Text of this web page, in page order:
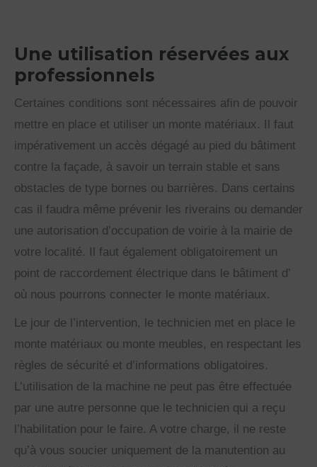
Une utilisation réservées aux
professionnels
Certaines conditions sont nécessaires afin de pouvoir
mettre en place et utiliser un monte matériaux. Il faut
impérativement un accès dégagé au pied du bâtiment
contre la façade, à savoir un terrain stable et sans
obstacles de type bornes ou barrières. Dans certains
cas il faudra même prévenir les riverains ou demander
une autorisation d’occupation de voirie à la mairie de
votre localité. Il faut également obligatoirement un
point de raccordement électrique dans le bâtiment d’
où nous pourrons connecter le monte matériaux.
Le jour de l’intervention, le technicien met en place le
monte matériaux ou monte meubles, en respectant les
règles de sécurité et d’informations obligatoires.
L’utilisation de la machine ne peut pas être effectuée
par une autre personne que le technicien qui a reçu
l’habilitation pour le faire. A votre charge, il ne reste
qu’à vous soucier uniquement de la manutention au